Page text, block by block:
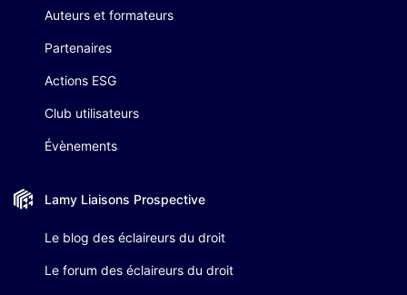
Auteurs et formateurs
Partenaires
Actions ESG
Club utilisateurs
Évènements
Lamy Liaisons Prospective
Le blog des éclaireurs du droit
Le forum des éclaireurs du droit